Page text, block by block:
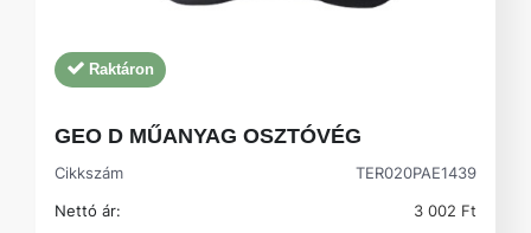
Raktáron
GEO D MŰANYAG OSZTÓVÉG
Cikkszám
TER020PAE1439
Nettó ár:
3 002 Ft